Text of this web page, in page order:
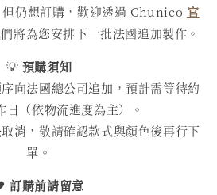
但仍想訂購，歡迎透過 Chunico 官
將為您安排下一批法國追加製作。
💡 預購須知
向法國總公司追加，預計需等待約
日（依物流進度為主）。
消，敬請確認款式與顏色後再行下
單。
訂購前請留意